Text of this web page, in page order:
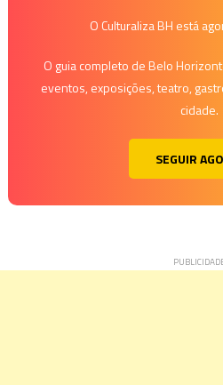
O Culturaliza BH está
O guia completo de Belo
eventos, exposições, teatro,
cidade.
SEGUIR